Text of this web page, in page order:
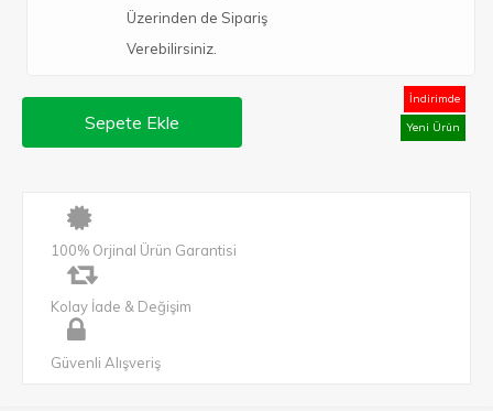
Üzerinden de Sipariş
Verebilirsiniz.
Sepete Ekle
İndirimde
Yeni Ürün
100% Orjinal Ürün Garantisi
Kolay İade & Değişim
Güvenli Alışveriş